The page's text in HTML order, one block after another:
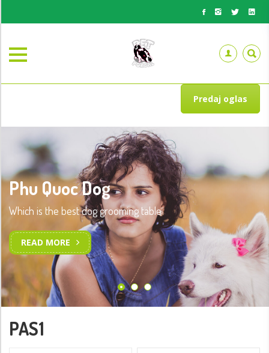
Predaj oglas
Phu Quoc Dog
Which is the best dog grooming table
READ MORE
PAS1